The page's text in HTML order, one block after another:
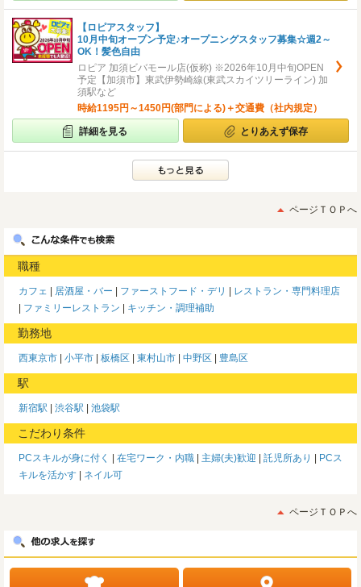
【ロピアスタッフ】
10月中旬オープン予定♪オープニングスタッフ募集☆週2～
OK！髪色自由
ロピア 加須ビバモール店(仮称) ※2026年10月中旬OPEN
予定【加須市】東武伊勢崎線(東武スカイツリーライン) 加
須駅など
時給1195円～1450円(部門による)＋交通費（社内規定）
詳細を見る とりあえず保存
ページＴＯＰへ
職種
カフェ 居酒屋・バー ファーストフード・デリ
レストラン・専門料理店
ファミリーレストラン
キッチン・調理補助
勤務地
西東京市 小平市 板橋区 東村山市 中野区 豊島区
駅
新宿駅 渋谷駅 池袋駅
こだわり条件
PCスキルが身に付く 在宅ワーク・内職 主婦(夫)歓迎 託児所あり
PCス
キルを活かす
ネイル可
ページＴＯＰへ